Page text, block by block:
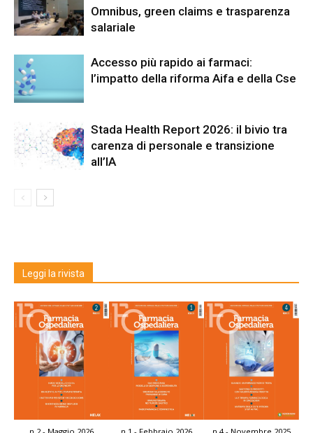
Omnibus, green claims e trasparenza
salariale
Accesso più rapido ai farmaci:
l’impatto della riforma Aifa e della Cse
Stada Health Report 2026: il bivio tra
carenza di personale e transizione
all’IA
Leggi la rivista
n.2 - Maggio 2026